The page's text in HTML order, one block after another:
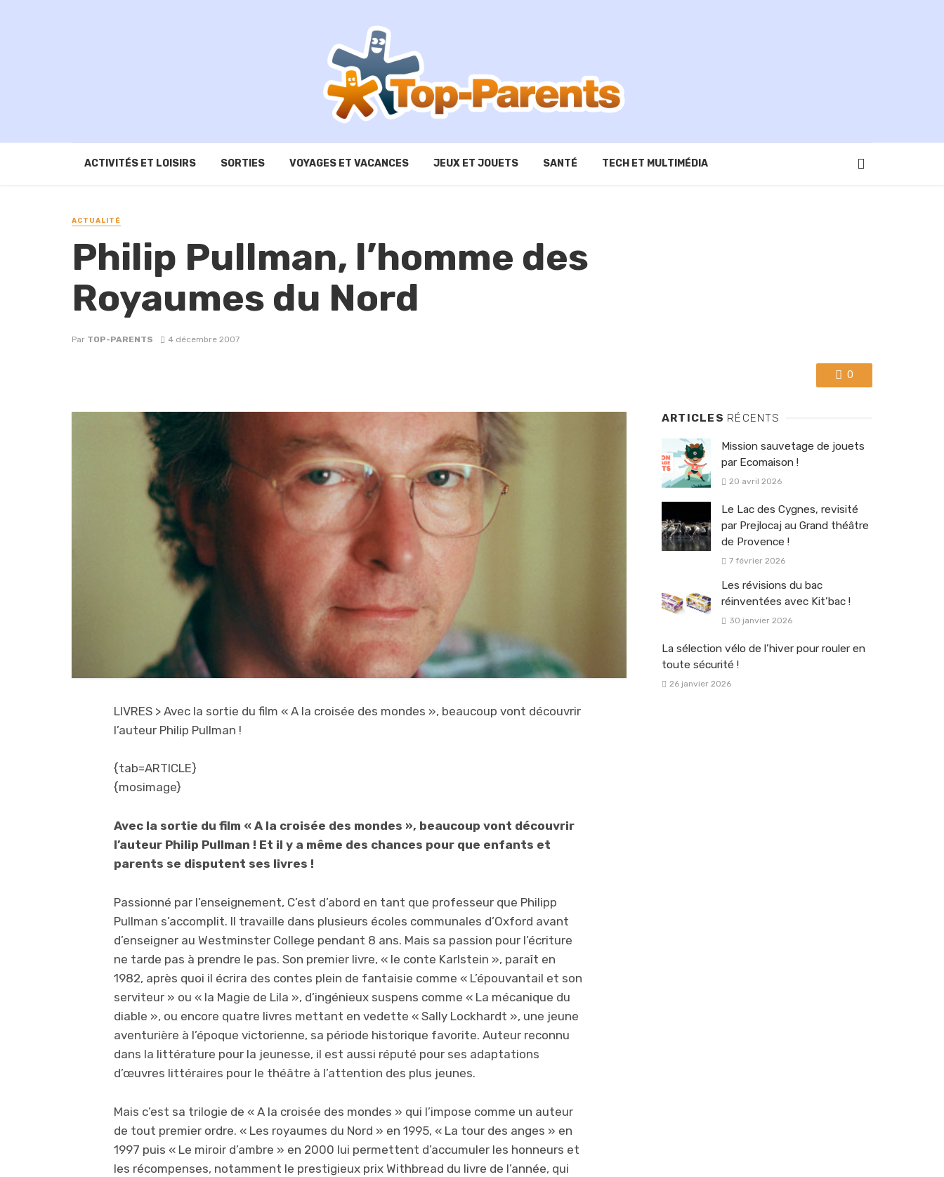
ACTIVITÉS ET LOISIRS SORTIES VOYAGES ET VACANCES JEUX ET JOUETS SANTÉ TECH ET MULTIMÉDIA
ACTUALITÉ
Philip Pullman, l’homme des
Royaumes du Nord
Par TOP-PARENTS 4 décembre 2007
0
LIVRES > Avec la sortie du film « A la croisée des mondes », beaucoup vont découvrir
l’auteur Philip Pullman !
{tab=ARTICLE}
{mosimage}
Avec la sortie du film « A la croisée des mondes », beaucoup vont découvrir
l’auteur Philip Pullman ! Et il y a même des chances pour que enfants et
parents se disputent ses livres !
Passionné par l’enseignement, C’est d’abord en tant que professeur que Philipp
Pullman s’accomplit. Il travaille dans plusieurs écoles communales d’Oxford avant
d’enseigner au Westminster College pendant 8 ans. Mais sa passion pour l’écriture
ne tarde pas à prendre le pas. Son premier livre, « le conte Karlstein », paraît en
1982, après quoi il écrira des contes plein de fantaisie comme « L’épouvantail et son
serviteur » ou « la Magie de Lila », d’ingénieux suspens comme « La mécanique du
diable », ou encore quatre livres mettant en vedette « Sally Lockhardt », une jeune
aventurière à l’époque victorienne, sa période historique favorite. Auteur reconnu
dans la littérature pour la jeunesse, il est aussi réputé pour ses adaptations
d’œuvres littéraires pour le théâtre à l’attention des plus jeunes.
Mais c’est sa trilogie de « A la croisée des mondes » qui l’impose comme un auteur
de tout premier ordre. « Les royaumes du Nord » en 1995, « La tour des anges » en
1997 puis « Le miroir d’ambre » en 2000 lui permettent d’accumuler les honneurs et
les récompenses, notamment le prestigieux prix Withbread du livre de l’année, qui
ARTICLES RÉCENTS
Mission sauvetage de jouets
par Ecomaison !
20 avril 2026
Le Lac des Cygnes, revisité
par Prejlocaj au Grand théâtre
de Provence !
7 février 2026
Les révisions du bac
réinventées avec Kit’bac !
30 janvier 2026
La sélection vélo de l’hiver pour rouler en
toute sécurité !
26 janvier 2026